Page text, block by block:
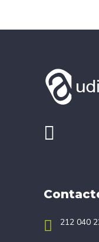
212 040